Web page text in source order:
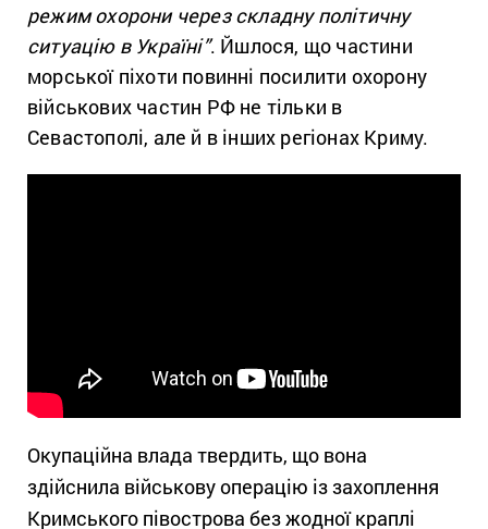
режим охорони через складну політичну
ситуацію в Україні”. Йшлося, що частини
морської піхоти повинні посилити охорону
військових частин РФ не тільки в
Севастополі, але й в інших регіонах Криму.
Окупаційна влада твердить, що вона
здійснила військову операцію із захоплення
Кримського півострова без жодної краплі